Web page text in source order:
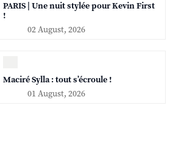
PARIS | Une nuit stylée pour Kevin First
!
02 August, 2026
Maciré Sylla : tout s’écroule !
01 August, 2026